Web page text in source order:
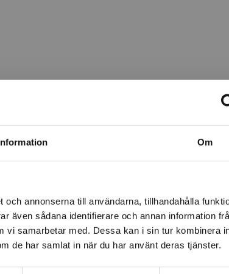
Om
annonserna till användarna, tillhandahålla
även sådana identifierare och annan information
vi samarbetar med. Dessa kan i sin tur kombinera
de har samlat in när du har använt deras tjänster.
studentlitteratur.se via en
erbjuder inte leveranser utanför
ett köp måste
Sverige.Läs mer